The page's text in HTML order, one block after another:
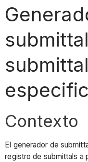
Contexto
El generador de
registro de submittals a